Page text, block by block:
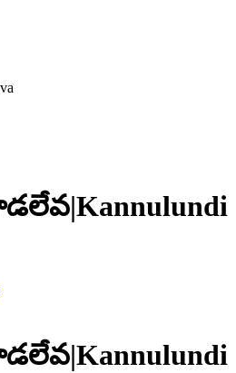
|Kannulundi
|Kannulundi